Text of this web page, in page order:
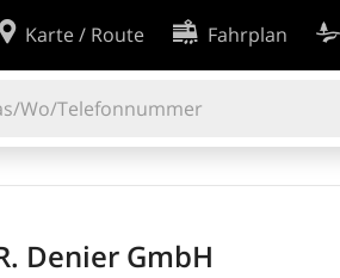
Karte / Route Fahrplan
Denier GmbH
Entwickler